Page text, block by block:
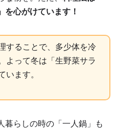
を心がけています！
することで、多少体を冷
よって冬は「生野菜サラ
います。
らしの時の「一人鍋」も